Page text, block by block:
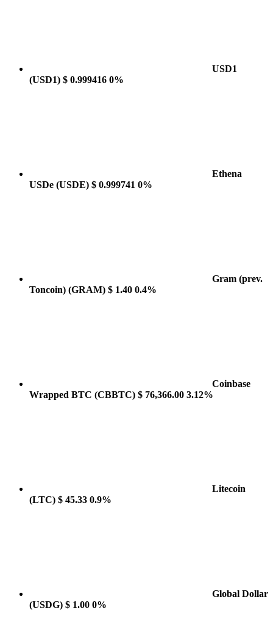
USD1
(USD1) $ 0.999416 0%
Ethena
USDe (USDE) $ 0.999741 0%
Gram (prev.
Toncoin) (GRAM) $ 1.40 0.4%
Coinbase
Wrapped BTC (CBBTC) $ 76,366.00 3.12%
Litecoin
(LTC) $ 45.33 0.9%
Global Dollar
(USDG) $ 1.00 0%